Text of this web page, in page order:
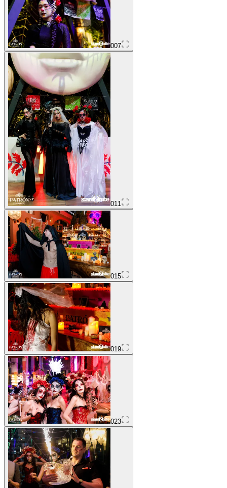
007
011
015
019
023